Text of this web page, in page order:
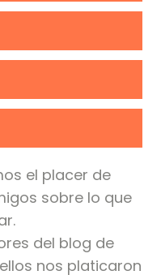
el placer de
sobre lo que
del blog de
nos platicaron